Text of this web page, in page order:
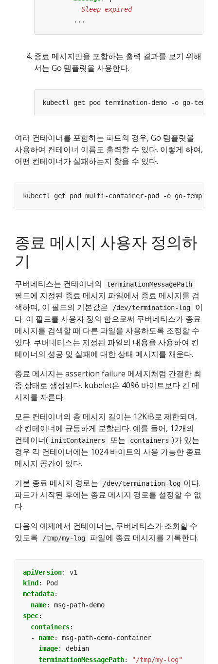
          Sleep expired
...
종료 메시지만을 포함하는 출력 결과를 보기 위해
서는 Go 템플릿을 사용한다.
kubectl get pod termination-demo -o go-
여러 컨테이너를 포함하는 파드의 경우, Go 템플릿을
사용하여 컨테이너 이름도 출력할 수 있다. 이렇게 하여,
어떤 컨테이너가 실패하는지 찾을 수 있다.
kubectl get pod multi-container-pod -o go-template
종료 메시지 사용자 정의하
기
쿠버네티스는 컨테이너의 terminationMessagePath
필드에 지정된 종료 메시지 파일에서 종료 메시지를 검
색하며, 이 필드의 기본값은
/dev/termination-log
이
다. 이 필드를 사용자 정의 함으로써 쿠버네티스가 종료
메시지를 검색할 때 다른 파일을 사용하도록 조정할 수
있다. 쿠버네티스는 지정된 파일의 내용을 사용하여 컨
테이너의 성공 및 실패에 대한 상태 메시지를 채운다.
종료 메시지는 assertion failure 메세지처럼 간결한 최
종 상태로 생성된다. kubelet은 4096 바이트보다 긴 메
시지를 자른다.
모든 컨테이너의 총 메시지 길이는 12KiB로 제한되며,
각 컨테이너에 균등하게 분할된다. 예를 들어, 12개의
컨테이너( initContainers 또는 containers )가 있는
경우 각 컨테이너에는 1024 바이트의 사용 가능한 종료
메시지 공간이 있다.
기본 종료 메시지 경로는
/dev/termination-log 이다.
파드가 시작된 후에는 종료 메시지 경로를 설정할 수 없
다.
다음의 예제에서 컨테이너는, 쿠버네티스가 조회할 수
있도록
/tmp/my-log 파일에 종료 메시지를 기록한다.
apiVersion:
v1
kind :
Pod
metadata:
name:
msg-path-demo
spec:
containers:
- name:
msg-path-demo-container
image:
debian
terminationMessagePath: "/tmp/my-log"